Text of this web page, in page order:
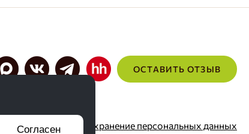
соль пищевая; подсолнечное масло
ОСТАВИТЬ ОТЗЫВ
Согласие на хранение персональных данных
Согласен